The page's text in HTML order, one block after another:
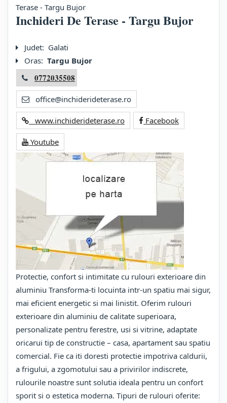
Terase - Targu Bujor
Inchideri De Terase - Targu Bujor
Judet: Galati
Oras: Targu Bujor
0772035508
office@inchiderideterase.ro
www.inchiderideterase.ro Facebook
Youtube
Protectie, confort si intimitate cu rulouri exterioare din
aluminiu Transforma-ti locuinta intr-un spatiu mai sigur,
mai eficient energetic si mai linistit. Oferim rulouri
exterioare din aluminiu de calitate superioara,
personalizate pentru ferestre, usi si vitrine, adaptate
oricarui tip de constructie – casa, apartament sau spatiu
comercial. Fie ca iti doresti protectie impotriva caldurii,
a frigului, a zgomotului sau a privirilor indiscrete,
rulourile noastre sunt solutia ideala pentru un confort
sporit si o estetica moderna. Tipuri de rulouri oferite: